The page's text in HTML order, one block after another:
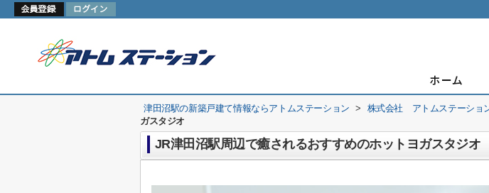
津田沼駅の新築戸建て情報ならアトムステーション > 株式会社 アトムステーショ
ガスタジオ
JR津田沼駅周辺で癒されるおすすめのホットヨガスタジオ